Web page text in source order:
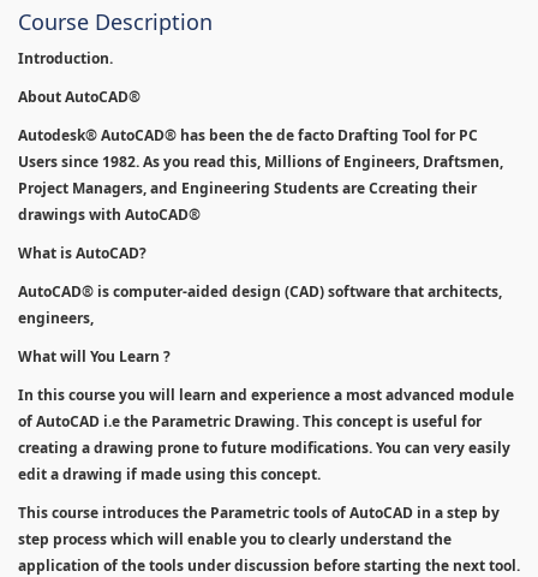
Course Description
Introduction.
About AutoCAD®
Autodesk® AutoCAD® has been the de facto Drafting Tool for PC
Users since 1982. As you read this, Millions of Engineers, Draftsmen,
Project Managers, and Engineering Students are Ccreating their
drawings with AutoCAD®
What is AutoCAD?
AutoCAD® is computer-aided design (CAD) software that architects,
engineers,
What will You Learn ?
In this course you will learn and experience a most advanced module
of AutoCAD i.e the Parametric Drawing. This concept is useful for
creating a drawing prone to future modifications. You can very easily
edit a drawing if made using this concept.
This course introduces the Parametric tools of AutoCAD in a step by
step process which will enable you to clearly understand the
application of the tools under discussion before starting the next tool.